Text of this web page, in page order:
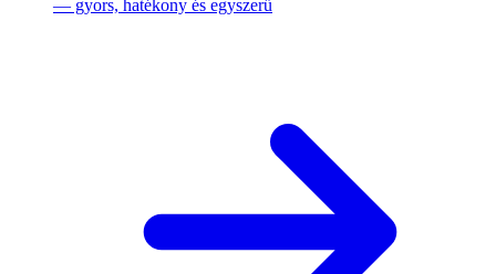
— gyors, hatékony és egyszerű